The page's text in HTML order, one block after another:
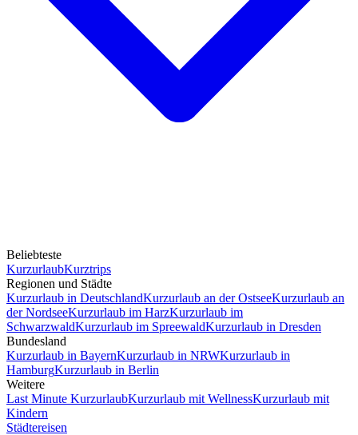
Beliebteste
KurzurlaubKurztrips
Regionen und Städte
Kurzurlaub in DeutschlandKurzurlaub an der OstseeKurzurlaub an
der NordseeKurzurlaub im HarzKurzurlaub im
SchwarzwaldKurzurlaub im SpreewaldKurzurlaub in Dresden
Bundesland
Kurzurlaub in BayernKurzurlaub in NRWKurzurlaub in
HamburgKurzurlaub in Berlin
Weitere
Last Minute KurzurlaubKurzurlaub mit WellnessKurzurlaub mit
Kindern
Städtereisen